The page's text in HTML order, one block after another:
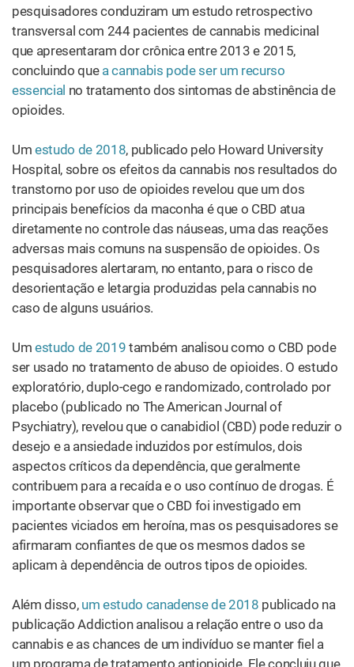
pesquisadores conduziram um estudo retrospectivo
transversal com 244 pacientes de cannabis medicinal
que apresentaram dor crônica entre 2013 e 2015,
concluindo quea cannabis pode ser um recurso
essencial no tratamento dos sintomas de abstinência de
opioides.
Um estudo de 2018, publicado pelo Howard University
Hospital, sobre os efeitos da cannabis nos resultados do
transtorno por uso de opioides revelou que um dos
principais benefícios da maconha é que o CBD atua
diretamente no controle das náuseas, uma das reações
adversas mais comuns na suspensão de opioides. Os
pesquisadores alertaram, no entanto, para o risco de
desorientação e letargia produzidas pela cannabis no
caso de alguns usuários.
Um estudo de 2019 também analisou como o CBD pode
ser usado no tratamento de abuso de opioides. O estudo
exploratório, duplo-cego e randomizado, controlado por
placebo (publicado no The American Journal of
Psychiatry), revelou que o canabidiol (CBD) pode reduzir o
desejo e a ansiedade induzidos por estímulos, dois
aspectos críticos da dependência, que geralmente
contribuem para a recaída e o uso contínuo de drogas. É
importante observar que o CBD foi investigado em
pacientes viciados em heroína, mas os pesquisadores se
afirmaram confiantes de que os mesmos dados se
aplicam à dependência de outros tipos de opioides.
Além disso,um estudo canadense de 2018 publicado na
publicação Addiction analisou a relação entre o uso da
cannabis e as chances de um indivíduo se manter fiel a
um programa de tratamento antiopioide. Ele concluiu que